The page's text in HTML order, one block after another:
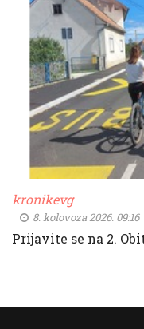
kronikevg
8. kolovoza 2026. 09:16
Prijavite se na 2.